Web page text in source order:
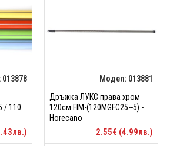
013878
/ 110
Модел: 013881
Дръжка ЛУКС права хром
120см FIM-(120MGFC25--5) -
Horecano
2.55€ (4.99лв.)